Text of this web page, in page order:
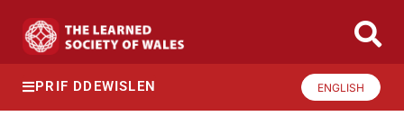
PRIF DDEWISLEN ENGLISH